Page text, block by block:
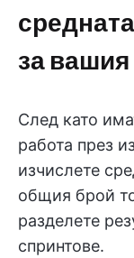
за вашия
След като
работа през
изчислете
общия брой
разделете
спринтове.